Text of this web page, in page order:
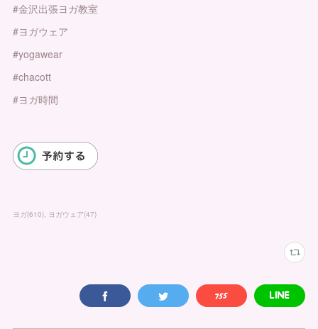
#金沢出張ヨガ教室
#ヨガウェア
#yogawear
#chacott
#ヨガ時間
ヨガ(610) ヨガウェア(47)